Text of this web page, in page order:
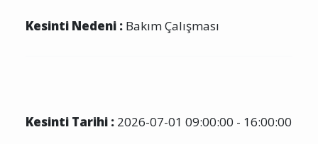
Kesinti Nedeni : Bakım Çalışması
Kesinti Tarihi : 2026-07-01 09:00:00 - 16:00:00